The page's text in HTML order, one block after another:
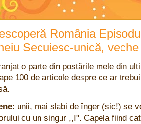
România
Secuiesc-unică,
o parte din postările mele din
100 de articole despre ce ar
: unii, mai slabi de înger (sic!) se
cu un singur ,,I". Capela fiind